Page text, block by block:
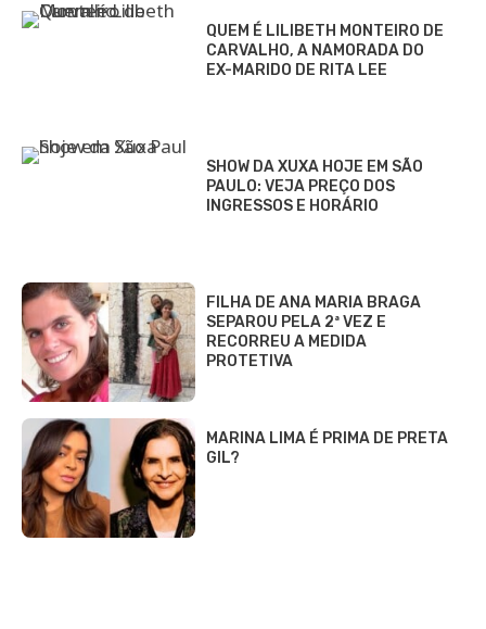
QUEM É LILIBETH MONTEIRO DE
CARVALHO, A NAMORADA DO
EX-MARIDO DE RITA LEE
SHOW DA XUXA HOJE EM SÃO
PAULO: VEJA PREÇO DOS
INGRESSOS E HORÁRIO
FILHA DE ANA MARIA BRAGA
SEPAROU PELA 2ª VEZ E
RECORREU A MEDIDA
PROTETIVA
MARINA LIMA É PRIMA DE PRETA
GIL?